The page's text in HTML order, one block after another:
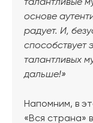
талантливые
основе
радует. И,
способствует
талантливых
дальше!»
Напомним, в
«Вся страна»